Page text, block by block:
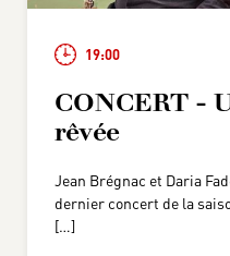
19:00
CONCERT -
rêvée
Jean Brégnac et Daria
dernier concert de la
[…]